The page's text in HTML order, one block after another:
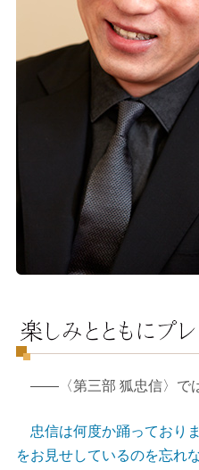
――〈第三部 狐忠信〉で
忠信は何度か踊っており
をお見せしているのを忘れ